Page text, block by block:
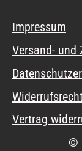
Impressum
Versand-
Vertrag
©